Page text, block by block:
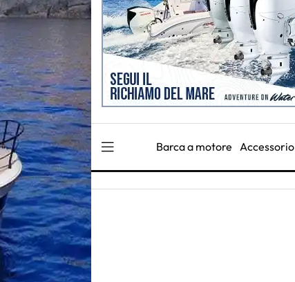
Barca a motore Accessorio